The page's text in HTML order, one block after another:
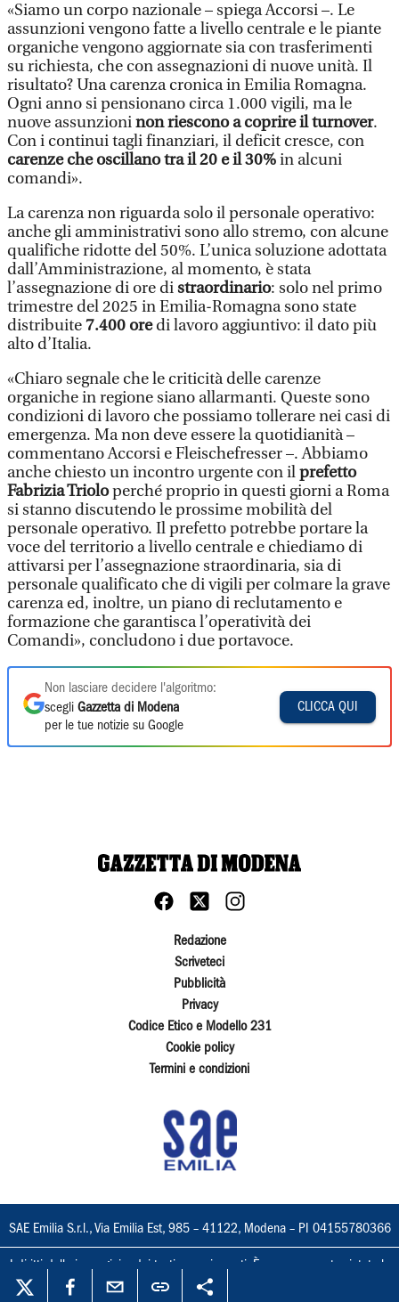
«Siamo un corpo nazionale – spiega Accorsi –. Le
assunzioni vengono fatte a livello centrale e le piante
organiche vengono aggiornate sia con trasferimenti
su richiesta, che con assegnazioni di nuove unità. Il
risultato? Una carenza cronica in Emilia Romagna.
Ogni anno si pensionano circa 1.000 vigili, ma le
nuove assunzioninon riescono a coprire il turnover.
Con i continui tagli finanziari, il deficit cresce, con
carenze che oscillano tra il 20 e il 30%in alcuni
comandi».
La carenza non riguarda solo il personale operativo:
anche gli amministrativi sono allo stremo, con alcune
qualifiche ridotte del 50%. L’unica soluzione adottata
dall’Amministrazione, al momento, è stata
l’assegnazione di ore distraordinario: solo nel primo
trimestre del 2025 in Emilia-Romagna sono state
distribuite7.400 oredi lavoro aggiuntivo: il dato più
alto d’Italia.
«Chiaro segnale che le criticità delle carenze
organiche in regione siano allarmanti. Queste sono
condizioni di lavoro che possiamo tollerare nei casi di
emergenza. Ma non deve essere la quotidianità –
commentano Accorsi e Fleischefresser –. Abbiamo
anche chiesto un incontro urgente con ilprefetto
Fabrizia Trioloperché proprio in questi giorni a Roma
si stanno discutendo le prossime mobilità del
personale operativo. Il prefetto potrebbe portare la
voce del territorio a livello centrale e chiediamo di
attivarsi per l’assegnazione straordinaria, sia di
personale qualificato che di vigili per colmare la grave
carenza ed, inoltre, un piano di reclutamento e
formazione che garantisca l’operatività dei
Comandi», concludono i due portavoce.
Non lasciare decidere l'algoritmo:
scegli Gazzetta di Modena
per le tue notizie su Google
CLICCA QUI
Redazione
Scriveteci
Pubblicità
Privacy
Codice Etico e Modello 231
Cookie policy
Termini e condizioni
SAE Emilia S.r.l., Via Emilia Est, 985 – 41122, Modena – PI 04155780366
I diritti delle immagini e dei testi sono riservati. È espressamente vietata la
loro riproduzione con qualsiasi mezzo e l'adattamento totale o parziale.